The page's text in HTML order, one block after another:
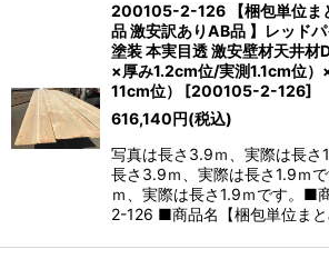
200105-2-126 【梱包単位ま
品 激安訳ありAB品 】レッド
塗装 本実目透 激安壁材天井材
×厚み1.2cm位/実測1.1cm位
11cm位）
[200105-2-126]
616,140円(税込)
写真は長さ3.9ｍ、実際は長さ
長さ3.9ｍ、実際は長さ1.9ｍ
ｍ、実際は長さ1.9ｍです。
2-126 ■商品名【梱包単位ま